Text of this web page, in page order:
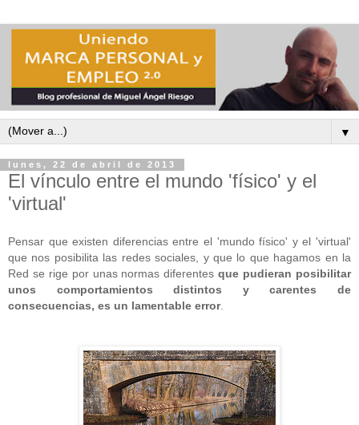
▼
lunes, 22 de abril de 2013
El vínculo entre el mundo 'físico' y el
'virtual'
Pensar que existen diferencias entre el 'mundo físico' y el 'virtual'
que nos posibilita las redes sociales, y que lo que hagamos en la
Red se rige por unas normas diferentesque pudieran posibilitar
unos comportamientos distintos y carentes de
consecuencias, es un lamentable error.